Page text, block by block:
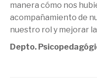
manera cómo nos
acompañamiento de
nuestro rol y mejorar
Depto.